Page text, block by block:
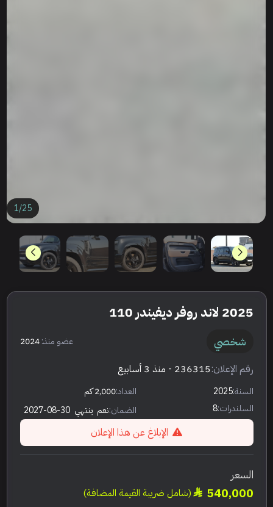
1/25
2025 لاند روفر ديفيندر 110
شخصي عضو منذ:2024
رقم الإعلان:236315 - منذ 3 أسابيع
السنة:2025 العداد:2,000 كم
السلندرات:8 الضمان:نعم ينتهي 2027-08-30
الإبلاغ عن هذا الإعلان
السعر
540,000 (شامل ضريبة القيمة المضافة)